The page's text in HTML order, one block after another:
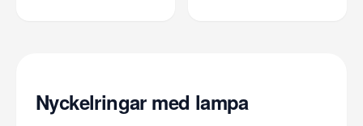
Nyckelringar med lampa